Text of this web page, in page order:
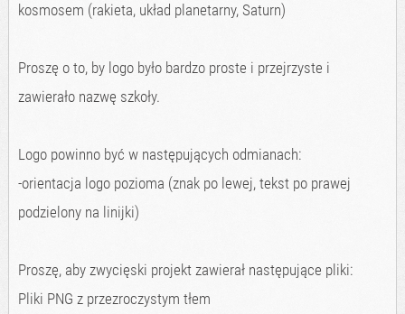
kosmosem (rakieta, układ planetarny, Saturn)
Proszę o to, by logo było bardzo proste i przejrzyste i
zawierało nazwę szkoły.
Logo powinno być w następujących odmianach:
-orientacja logo pozioma (znak po lewej, tekst po prawej
podzielony na linijki)
Proszę, aby zwycięski projekt zawierał następujące pliki:
Pliki PNG z przezroczystym tłem